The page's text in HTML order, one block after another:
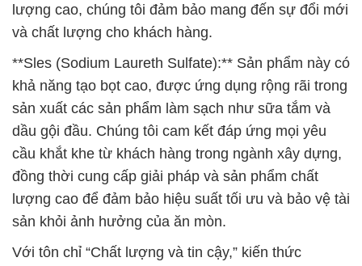
lượng cao, chúng tôi đảm bảo mang đến sự đổi mới
và chất lượng cho khách hàng.
**Sles (Sodium Laureth Sulfate):** Sản phẩm này có
khả năng tạo bọt cao, được ứng dụng rộng rãi trong
sản xuất các sản phẩm làm sạch như sữa tắm và
dầu gội đầu. Chúng tôi cam kết đáp ứng mọi yêu
cầu khắt khe từ khách hàng trong ngành xây dựng,
đồng thời cung cấp giải pháp và sản phẩm chất
lượng cao để đảm bảo hiệu suất tối ưu và bảo vệ tài
sản khỏi ảnh hưởng của ăn mòn.
Với tôn chỉ “Chất lượng và tin cậy,” kiến thức